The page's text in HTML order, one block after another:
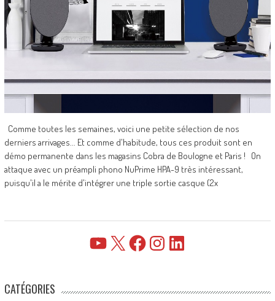
Comme toutes les semaines, voici une petite sélection de nos
derniers arrivages... Et comme d'habitude, tous ces produit sont en
démo permanente dans les magasins Cobra de Boulogne et Paris ! On
attaque avec un préampli phono NuPrime HPA-9 très intéressant,
puisqu'il a le mérite d'intégrer une triple sortie casque (2x
YouTube FacebookInstagramLinkedIn
CATÉGORIES